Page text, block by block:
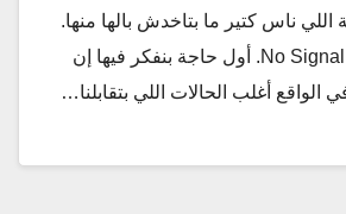
اللي ناس كتير ما بتاخدش بالها منها.
أول ما تظهر رسالة No Signal. أول حاجة بنفكر فيها إن
الواقع أغلب الحالات اللي بتقابلنا…